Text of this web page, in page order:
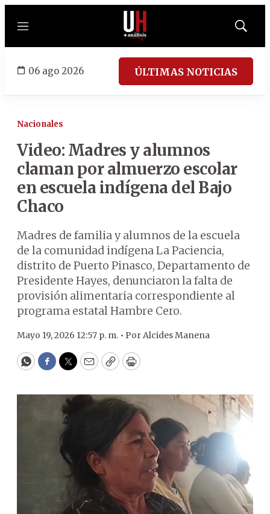
Menú
Mostrar
06 ago 2026 ÚLTIMAS NOTICIAS
Nacionales
Video: Madres y alumnos
claman por almuerzo escolar
en escuela indígena del Bajo
Chaco
Madres de familia y alumnos de la escuela
de la comunidad indígena La Paciencia,
distrito de Puerto Pinasco, Departamento de
Presidente Hayes, denunciaron la falta de
provisión alimentaria correspondiente al
programa estatal Hambre Cero.
Mayo 19, 2026 12:57 p. m. • PorAlcides Manena
WhatsApp
Facebook
Twitter
EmailCopyPrint